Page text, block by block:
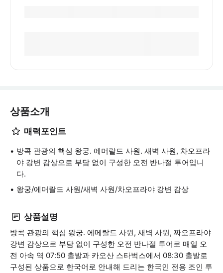
상품소개
매력포인트
방콕 관광의 핵심 왕궁. 에머랄드 사원. 새벽 사원, 차오프라
야 강변 감상으로 부담 없이 구성한 오전 반나절 투어입니
다.
왕궁/에머랄드 사원/새벽 사원/차오프라야 강변 감상
상품설명
방콕 관광의 핵심 왕궁. 에메랄드 사원, 새벽 사원, 짜오프라야
강변 감상으로 부담 없이 구성한 오전 반나절 투어로 매일 오
전 아속 역 07:50 출발과 카오산 스타벅스에서 08:30 출발로
구성된 상품으로 한국어로 안내해 드리는 한국인 전용 조인 투